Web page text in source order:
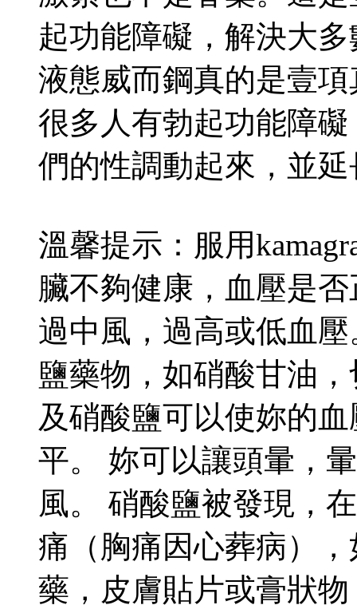
起功能障礙，解決大
液態威而鋼真的是壹
很多人有勃起功能障
們的性調動起來，並
溫馨提示：服用
臟不夠健康，血壓是
過中風，過高或低血
鹽藥物，如硝酸甘油，
及硝酸鹽可以使妳的
平。 妳可以讓頭暈，
風。 硝酸鹽被發現，
痛（胸痛因心葬病）
藥，皮膚貼片或膏狀